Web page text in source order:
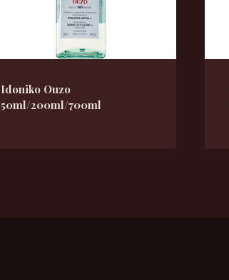
Idoniko Ouzo
50ml/200ml/700ml